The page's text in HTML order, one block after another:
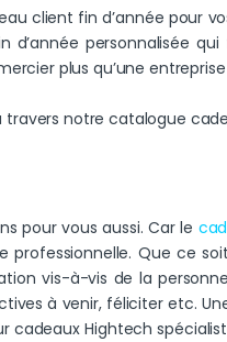
client fin d’année pour
personnalisée
plus qu’une
notre catalogue
pour vous aussi. Car le
Que ce
vis-à-vis de la
à venir, féliciter etc.
Hightech